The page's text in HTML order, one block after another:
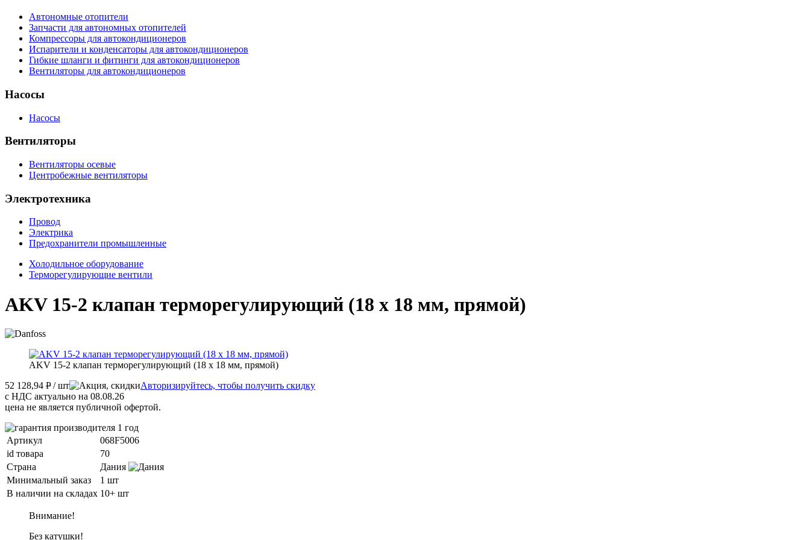
Автономные отопители
Запчасти для автономных отопителей
Компрессоры для автокондиционеров
Испарители и конденсаторы для автокондиционеров
Гибкие шланги и фитинги для автокондиционеров
Вентиляторы для автокондиционеров
Насосы
Насосы
Вентиляторы
Вентиляторы осевые
Центробежные вентиляторы
Электротехника
Провод
Электрика
Предохранители промышленные
Холодильное оборудование
Терморегулирующие вентили
AKV 15-2 клапан терморегулирующий (18 x 18 мм, прямой)
AKV 15-2 клапан терморегулирующий (18 x 18 мм, прямой)
52 128,94 P / шт
Авторизируйтесь, чтобы получить скидку
с НДС актуально на 08.08.26
цена не является публичной офертой.
Артикул
068F5006
id товара
70
Страна
Дания
Минимальный заказ
1 шт
В наличии на складах 10+ шт
Внимание!
Без катушки!